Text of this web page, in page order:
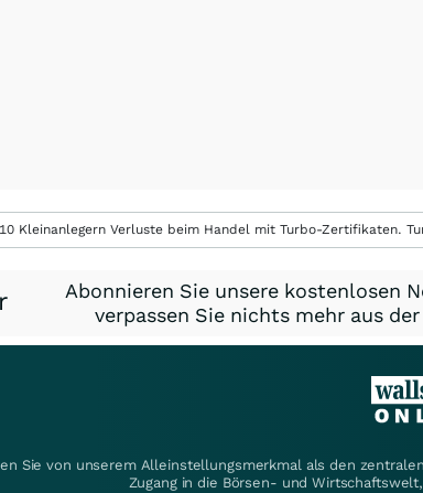
Kleinanlegern Verluste beim Handel mit Turbo-Zertifikaten.
Abonnieren Sie unsere kostenlosen
verpassen Sie nichts mehr aus
Sie von unserem Alleinstellungsmerkmal als den
Zugang in die Börsen- und